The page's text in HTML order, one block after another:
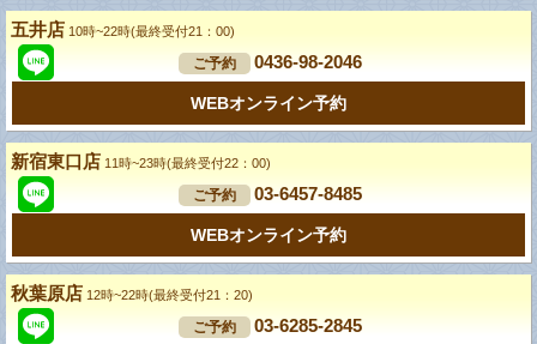
五井店 10時~22時(最終受付21：00)
ご予約 0436-98-2046
WEBオンライン予約
新宿東口店 11時~23時(最終受付22：00)
ご予約 03-6457-8485
WEBオンライン予約
秋葉原店 12時~22時(最終受付21：20)
ご予約 03-6285-2845